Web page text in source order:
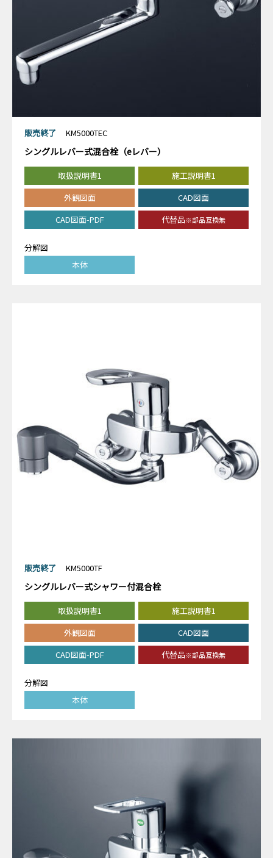
販売終了 KM5000TEC
シングルレバー式混合栓（eレバー）
取扱説明書1
施工説明書1
外観図面
CAD図面
CAD図面-PDF
代替品※部品互換無
分解図
本体
販売終了 KM5000TF
シングルレバー式シャワー付混合栓
取扱説明書1
施工説明書1
外観図面
CAD図面
CAD図面-PDF
代替品※部品互換無
分解図
本体